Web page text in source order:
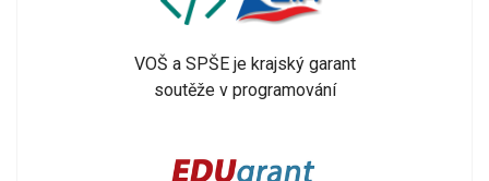
VOŠ a SPŠE je krajský garant
soutěže v programování